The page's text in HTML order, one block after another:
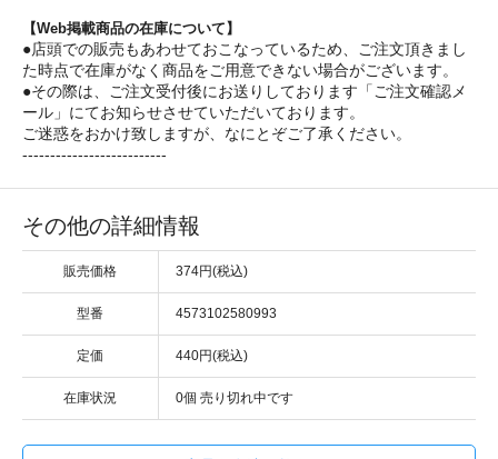
【Web掲載商品の在庫について】
●店頭での販売もあわせておこなっているため、ご注文頂きまし
た時点で在庫がなく商品をご用意できない場合がございます。
●その際は、ご注文受付後にお送りしております「ご注文確認メ
ール」にてお知らせさせていただいております。
ご迷惑をおかけ致しますが、なにとぞご了承ください。
--------------------------
その他の詳細情報
販売価格 374円(税込)
型番 4573102580993
定価 440円(税込)
在庫状況 0個 売り切れ中です